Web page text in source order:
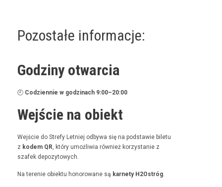
Pozostałe informacje:
Godziny otwarcia
🕘 Codzi­en­nie w godz­i­nach 9:00–20:00
Wejście na obiekt
Wejś­cie do Stre­fy Let­niej odby­wa się na pod­staw­ie bile­tu
z kodem QR, który umożli­wia również korzys­tanie z
szafek depozytowych.
Na tere­nie obiek­tu hon­orowane są kar­ne­ty H2Ostróg